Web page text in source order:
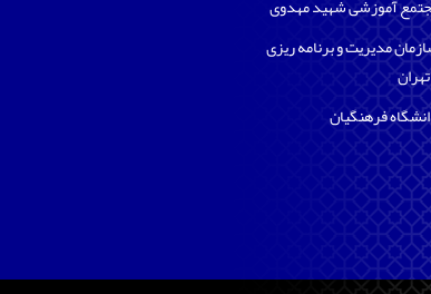
آموزشی شهید مهدوی
مدیریت و برنامه ریزی
فرهنگیان